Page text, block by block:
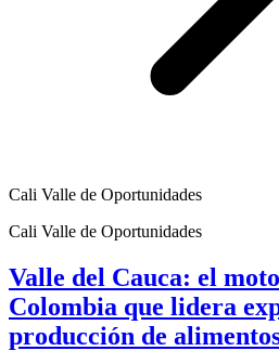
Cali Valle de Oportunidades
Cali Valle de Oportunidades
Valle del Cauca: el
Colombia que lidera
producción de